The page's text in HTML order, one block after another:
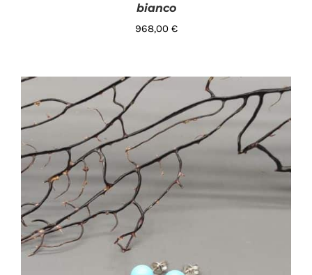
AGGIUNGI AL CARRELLO / DETTAGLI
bianco
968,00 €